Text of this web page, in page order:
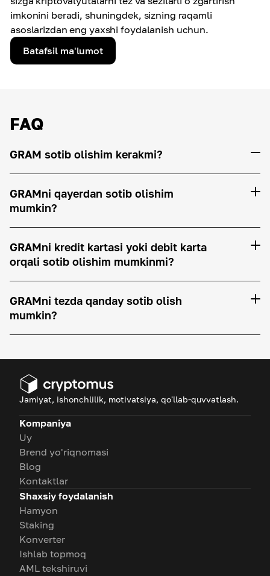
imkonini beradi, shuningdek, sizning raqamli
asoslarizdan eng yaxshi foydalanish uchun.
Batafsil ma'lumot
FAQ
GRAM sotib olishim kerakmi?
GRAMni qayerdan sotib olishim
mumkin?
GRAMni kredit kartasi yoki debit karta
orqali sotib olishim mumkinmi?
GRAMni tezda qanday sotib olish
mumkin?
Jamiyat, ishonchlilik, motivatsiya, qo'llab-quvvatlash.
Kompaniya
Uy
Brend yo'riqnomasi
Blog
Kontaktlar
Shaxsiy foydalanish
Hamyon
Staking
Konverter
Ishlab topmoq
AML tekshiruvi